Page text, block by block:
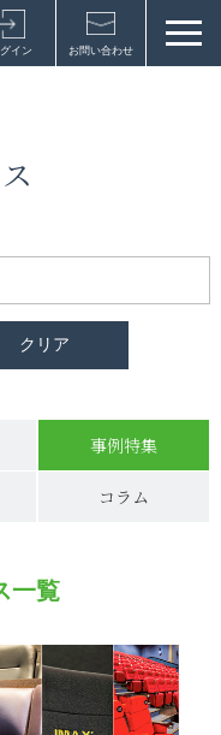
イン お問い合わせ
事例特集
コラム
一覧